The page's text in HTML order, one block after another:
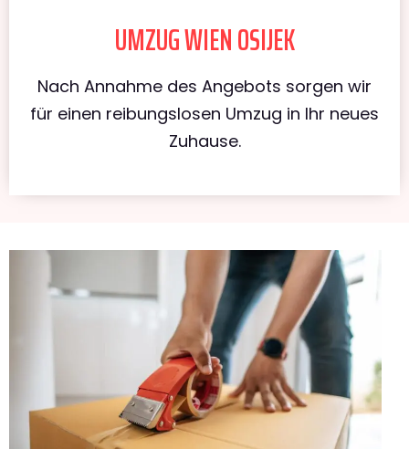
UMZUG WIEN OSIJEK
Nach Annahme des Angebots sorgen wir
für einen reibungslosen Umzug in Ihr neues
Zuhause.